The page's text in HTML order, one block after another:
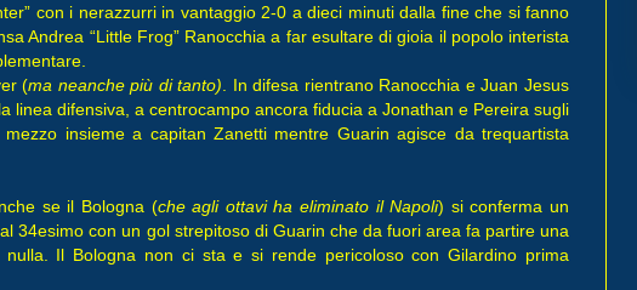
con i nerazzurri in vantaggio 2-0 a dieci minuti dalla fine che si fanno
Andrea “Little Frog” Ranocchia a far esultare di gioia il popolo interista
(ma neanche più di tanto) . In difesa rientrano Ranocchia e Juan Jesus
linea difensiva, a centrocampo ancora fiducia a Jonathan e Pereira sugli
insieme a capitan Zanetti mentre Guarin agisce da trequartista
se il Bologna (che agli ottavi ha eliminato il Napoli) si conferma un
34esimo con un gol strepitoso di Guarin che da fuori area fa partire una
Il Bologna non ci sta e si rende pericoloso con Gilardino prima